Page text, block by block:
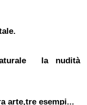
la nudità
arte,tre esempi...